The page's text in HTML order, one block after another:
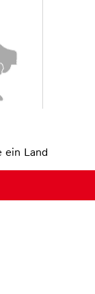
ein Land